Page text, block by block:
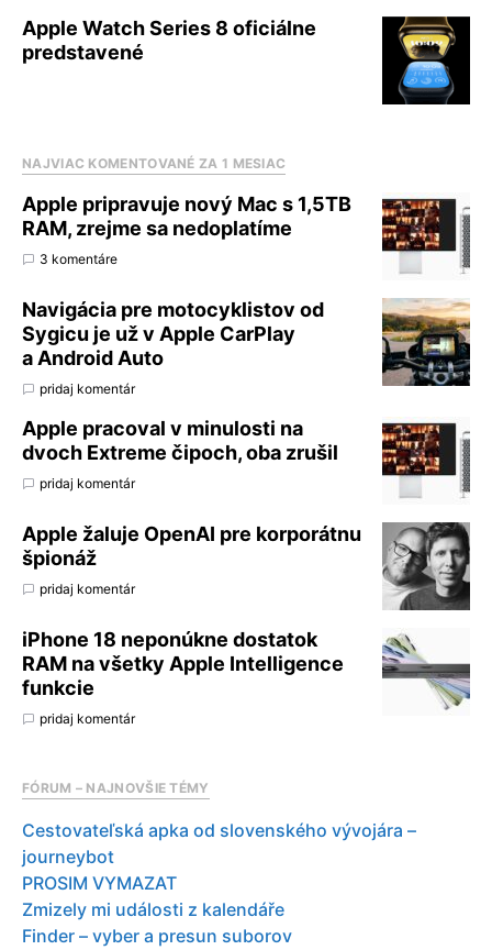
Apple Watch Series 8 oficiálne
predstavené
NAJVIAC KOMENTOVANÉ ZA 1 MESIAC
Apple pripravuje nový Mac s 1,5TB
RAM, zrejme sa nedoplatíme
3 komentáre
Navigácia pre motocyklistov od
Sygicu je už v Apple CarPlay
a Android Auto
pridaj komentár
Apple pracoval v minulosti na
dvoch Extreme čipoch, oba zrušil
pridaj komentár
Apple žaluje OpenAI pre korporátnu
špionáž
pridaj komentár
iPhone 18 neponúkne dostatok
RAM na všetky Apple Intelligence
funkcie
pridaj komentár
FÓRUM – NAJNOVŠIE TÉMY
Cestovateľská apka od slovenského vývojára –
journeybot
PROSIM VYMAZAT
Zmizely mi události z kalendáře
Finder – vyber a presun suborov